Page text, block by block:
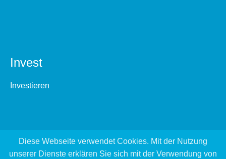
Invest
Investieren
Diese Webseite verwendet Cookies. Mit der Nutzung
unserer Dienste erklären Sie sich mit der Verwendung von